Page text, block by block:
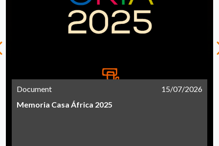
Document
15/07/2026
Memoria Casa África 2025